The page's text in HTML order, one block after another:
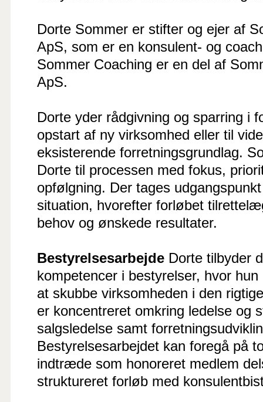
Dorte Sommer er stifter og ejer af
ApS, som er en konsulent- og
Sommer Coaching er en del af
ApS.
Dorte yder rådgivning og sparring i
opstart af ny virksomhed eller til
eksisterende forretningsgrundlag.
Dorte til processen med fokus,
opfølgning. Der tages
situation, hvorefter forløbet
behov og ønskede resultater.
Bestyrelsesarbejde Dorte tilbyder
kompetencer i bestyrelser, hvor
at skubbe virksomheden i den
er koncentreret omkring ledelse og
salgsledelse samt
Bestyrelsesarbejdet kan foregå på
indtræde som honoreret medlem
struktureret forløb med